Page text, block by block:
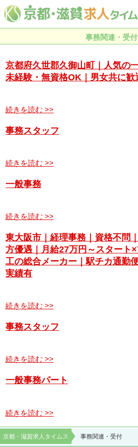
事務関連・受付
京都府久世郡久御山町｜人気の
未経験・無資格OK｜男女共に歓
続きを読む >>
事務スタッフ
続きを読む >>
一般事務
続きを読む >>
東大阪市｜経理事務｜資格不問
方優遇｜月給27万円～スタート
工の総合メーカー｜駅チカ通勤
実績有
続きを読む >>
事務スタッフ
続きを読む >>
一般事務パート
続きを読む >>
京都・滋賀求人タイムス 事務関連・受付